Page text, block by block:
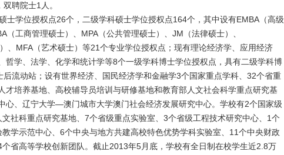
聘院士1人。
士学位授权点26个，二级学科硕士学位授权点164个，其中设有EMBA（高级
（工商管理硕士）、MPA（公共管理硕士）、JM（法律硕士）、
、MFA（艺术硕士）等21个专业学位授权点；现有理论经济学、应用经济
哲学、法学、化学和统计学等8个一级学科博士学位授权点，具有二级学科博
流动站；设有世界经济、国民经济学和金融学3个国家重点学科、32个省重
才培养基地、高校辅导员培训与研修基地和教育部人文社会科学重点研究基
、辽宁大学—澳门城市大学澳门社会经济发展研究中心。学校有2个国家级
社科重点研究基地、7个省级重点实验室、3个省级工程技术研究中心、1个
学示范中心、6个中央与地方共建高校特色优势学科实验室、11个中央财政
省高等学校创新团队。截止2013年5月底，学校有全日制在校学生近2.8万